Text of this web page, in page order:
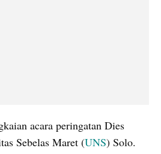
acara peringatan Dies
Sebelas Maret (UNS) Solo.